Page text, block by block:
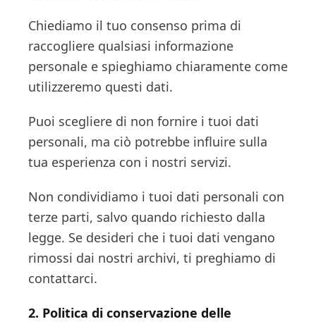
Chiediamo il tuo consenso prima di
raccogliere qualsiasi informazione
personale e spieghiamo chiaramente come
utilizzeremo questi dati.
Puoi scegliere di non fornire i tuoi dati
personali, ma ciò potrebbe influire sulla
tua esperienza con i nostri servizi.
Non condividiamo i tuoi dati personali con
terze parti, salvo quando richiesto dalla
legge. Se desideri che i tuoi dati vengano
rimossi dai nostri archivi, ti preghiamo di
contattarci.
2. Politica di conservazione delle